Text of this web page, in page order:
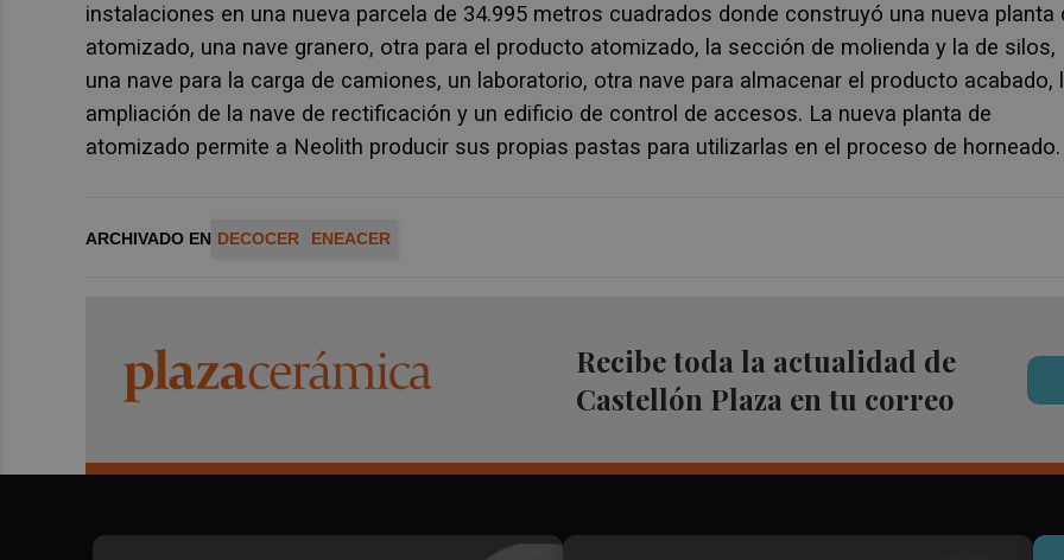
instalaciones en una nueva parcela de 34.995 metros cuadrados donde construyó una nueva planta
atomizado, una nave granero, otra para el producto atomizado, la sección de molienda y la de silos,
una nave para la carga de camiones, un laboratorio, otra nave para almacenar el producto acabado,
ampliación de la nave de rectificación y un edificio de control de accesos. La nueva planta de
atomizado permite a Neolith producir sus propias pastas para utilizarlas en el proceso de horneado.
ARCHIVADO EN DECOCER ENEACER
Recibe toda la actualidad de
Castellón Plaza en tu correo